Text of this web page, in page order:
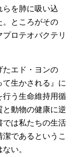
らを肺に吸い込
。ところがその
ロテオバクテリ
たエド・ヨンの
て生かされる』に
行う生命維持用循
動物の健康に逆
では私たちの生活
であるというこ
い。